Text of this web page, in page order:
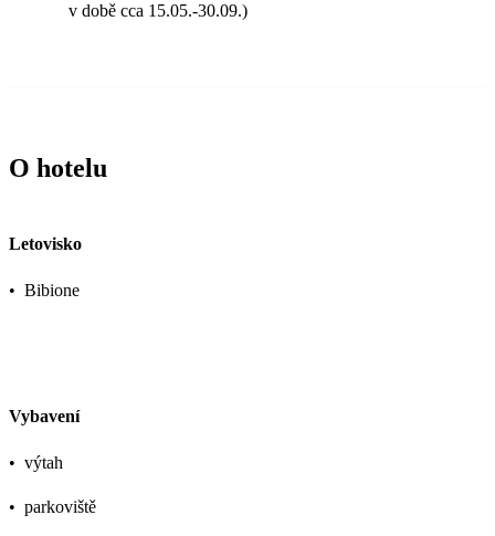
v době cca 15.05.-30.09.)
O hotelu
Letovisko
• Bibione
Vybavení
• výtah
• parkoviště